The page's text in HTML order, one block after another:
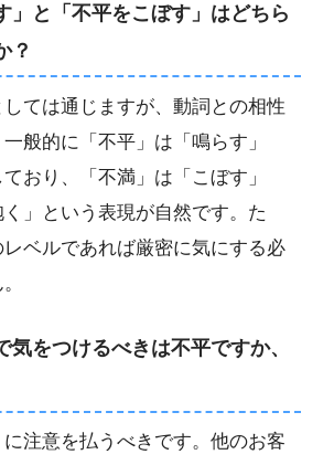
」と「不平をこぼす」はどちら
？
ては通じますが、動詞との相性
般的に「不平」は「鳴らす」
ており、「不満」は「こぼす」
く」という表現が自然です。た
ベルであれば厳密に気にする必
気をつけるべきは不平ですか、
注意を払うべきです。他のお客